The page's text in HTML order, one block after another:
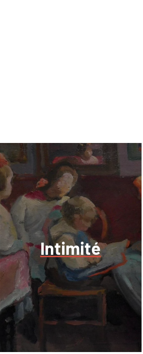
Intimité